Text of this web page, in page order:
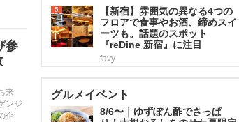
参
来
ンジ
企
5
【新宿】雰囲気の異なる4つの
フロアで食事やお酒、締めスイ
ーツも。話題のスポット
『reDine 新宿』に注目
favy
グルメイベント
8/6〜｜ゆずぽん酢でさっぱ